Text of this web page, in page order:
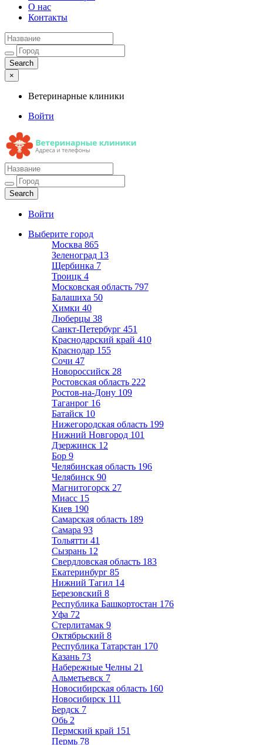
О нас
Контакты
×
Ветеринарные клиники
Войти
Ветеринарные клиники
Адреса и телефоны
Войти
Выберите город
Москва 865
Зеленоград 13
Щербинка 7
Троицк 4
Московская область 797
Балашиха 50
Химки 40
Люберцы 38
Санкт-Петербург 451
Краснодарский край 410
Краснодар 155
Сочи 47
Новороссийск 28
Ростовская область 222
Ростов-на-Дону 109
Таганрог 16
Батайск 10
Нижегородская область 199
Нижний Новгород 101
Дзержинск 12
Бор 9
Челябинская область 196
Челябинск 90
Магнитогорск 27
Миасс 15
Киев 190
Самарская область 189
Самара 93
Тольятти 41
Сызрань 12
Свердловская область 183
Екатеринбург 85
Нижний Тагил 14
Березовский 8
Республика Башкортостан 176
Уфа 72
Стерлитамак 9
Октябрьский 8
Республика Татарстан 170
Казань 73
Набережные Челны 21
Альметьевск 7
Новосибирская область 160
Новосибирск 111
Бердск 7
Обь 2
Пермский край 151
Пермь 78